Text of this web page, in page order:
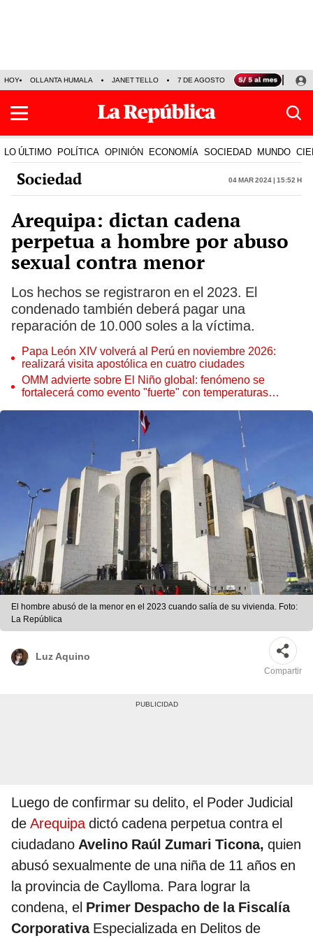
HOY OLLANTA HUMALA JANET TELLO 7 DE AGOSTO TINKA RESULTADOS
LO ÚLTIMO POLÍTICA OPINIÓN ECONOMÍA SOCIEDAD MUNDO
Sociedad 04 Mar 2024 | 15:52 h
Arequipa: dictan cadena
perpetua a hombre por abuso
sexual contra menor
Los hechos se registraron en el 2023. El
condenado también deberá pagar una
reparación de 10.000 soles a la víctima.
Papa León XIV volverá al Perú en noviembre 2026:
realizará visita apostólica en cuatro ciudades
OMM advierte sobre El Niño global: fenómeno se
fortalecerá como evento "fuerte" con temperaturas
El hombre abusó de la menor en el 2023 cuando salía de su vivienda. Foto:
La República
Luz Aquino
Compartir
Luego de confirmar su delito, el Poder Judicial
de Arequipadictó cadena perpetua contra el
ciudadano Avelino Raúl Zumari Ticona, quien
abusó sexualmente de una niña de 11 años en
la provincia de Caylloma. Para lograr la
condena, el Primer Despacho de la Fiscalía
CorporativaEspecializada en Delitos de